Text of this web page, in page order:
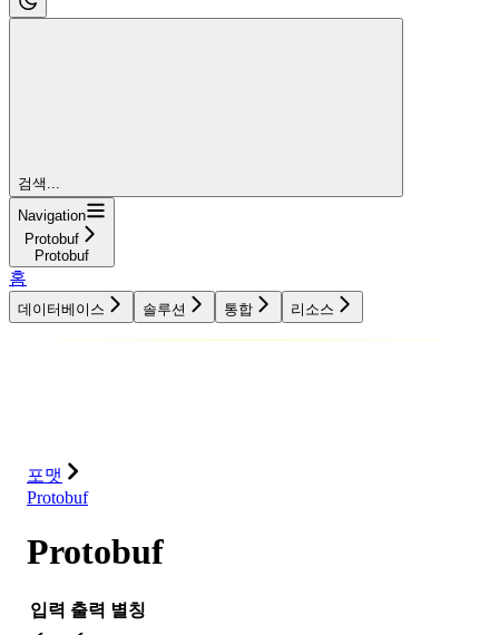
검색...
Navigation
Protobuf
Protobuf
홈
데이터베이스 솔루션 통합 리소스
포맷
Protobuf
Protobuf
입력 출력 별칭